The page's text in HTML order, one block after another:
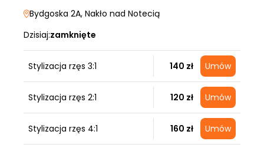
Bydgoska 2A, Nakło nad Notecią
Dzisiaj:zamknięte
Stylizacja rzęs 3:1 140 zł Umów
Stylizacja rzęs 2:1 120 zł Umów
Stylizacja rzęs 4:1 160 zł Umów